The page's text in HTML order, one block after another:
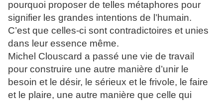
pourquoi proposer de telles métaphores pour
signifier les grandes intentions de l’humain.
C’est que celles-ci sont contradictoires et unies
dans leur essence même.
Michel Clouscard a passé une vie de travail
pour construire une autre manière d’unir le
besoin et le désir, le sérieux et le frivole, le faire
et le plaire, une autre manière que celle qui